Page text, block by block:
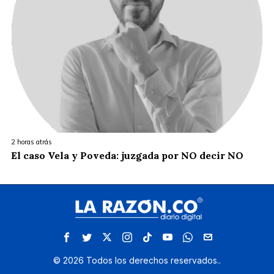
2 horas atrás
El caso Vela y Poveda: juzgada por NO decir NO
© 2026 Todos los derechos reservados..